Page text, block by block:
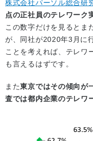
株式会社パーソル総合研
点の正社員のテレワーク
この数字だけを見るとま
が、同社が2020年3月に
ことを考えれば、テレワ
も言えるはずです。
また東京ではその傾向が
査では都内企業のテレワ